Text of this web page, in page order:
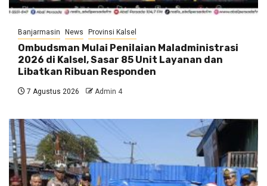
Banjarmasin News Provinsi Kalsel
Ombudsman Mulai Penilaian Maladministrasi
2026 di Kalsel, Sasar 85 Unit Layanan dan
Libatkan Ribuan Responden
7 Agustus 2026 Admin 4